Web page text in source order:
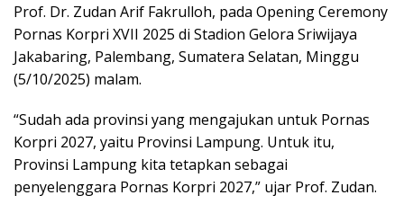
Prof. Dr. Zudan Arif Fakrulloh, pada Opening Ceremony
Pornas Korpri XVII 2025 di Stadion Gelora Sriwijaya
Jakabaring, Palembang, Sumatera Selatan, Minggu
(5/10/2025) malam.
“Sudah ada provinsi yang mengajukan untuk Pornas
Korpri 2027, yaitu Provinsi Lampung. Untuk itu,
Provinsi Lampung kita tetapkan sebagai
penyelenggara Pornas Korpri 2027,” ujar Prof. Zudan.